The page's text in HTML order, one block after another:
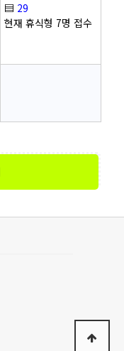
▤ 29
현재 휴식형 7명 접수